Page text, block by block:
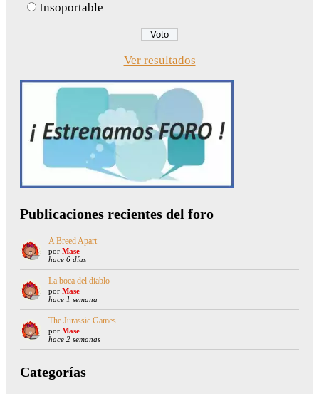
Insoportable
Ver resultados
Publicaciones recientes del foro
A Breed Apart
por Mase
hace 6 días
La boca del diablo
por Mase
hace 1 semana
The Jurassic Games
por Mase
hace 2 semanas
Categorías